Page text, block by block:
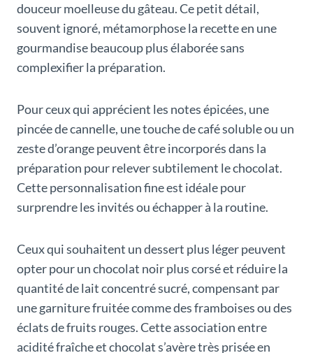
douceur moelleuse du gâteau. Ce petit détail,
souvent ignoré, métamorphose la recette en une
gourmandise beaucoup plus élaborée sans
complexifier la préparation.
Pour ceux qui apprécient les notes épicées, une
pincée de cannelle, une touche de café soluble ou un
zeste d’orange peuvent être incorporés dans la
préparation pour relever subtilement le chocolat.
Cette personnalisation fine est idéale pour
surprendre les invités ou échapper à la routine.
Ceux qui souhaitent un dessert plus léger peuvent
opter pour un chocolat noir plus corsé et réduire la
quantité de lait concentré sucré, compensant par
une garniture fruitée comme des framboises ou des
éclats de fruits rouges. Cette association entre
acidité fraîche et chocolat s’avère très prisée en